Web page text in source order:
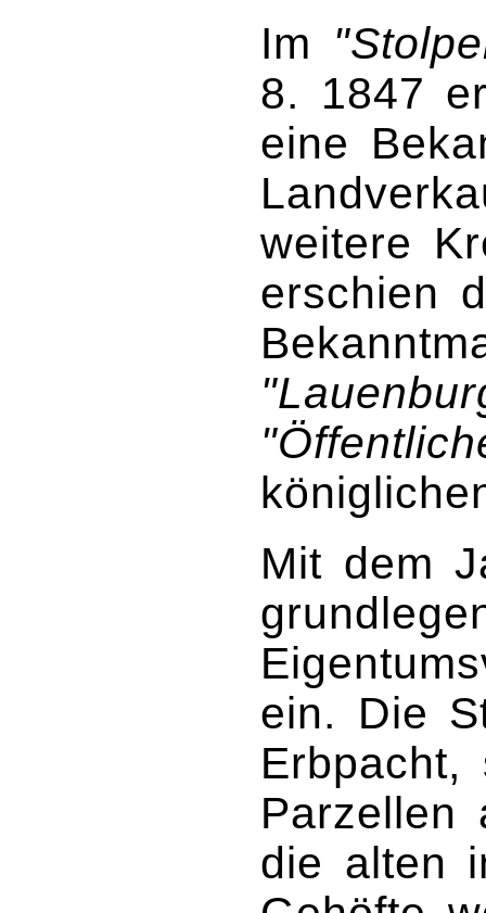
Im
8. 1847
eine
weitere
erschien
Mit dem
ein. Die
Parzellen
die alten